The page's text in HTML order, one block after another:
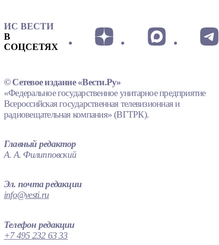
ИС ВЕСТИ
В
СОЦСЕТЯХ
© Сетевое издание «Вести.Ру»
«Федеральное государственное унитарное предприятие
Всероссийская государственная телевизионная и
радиовещательная компания» (ВГТРК).
Главный редактор
А. А. Филипповский
Эл. почта редакции
info@vesti.ru
Телефон редакции
+7 495 232 63 33